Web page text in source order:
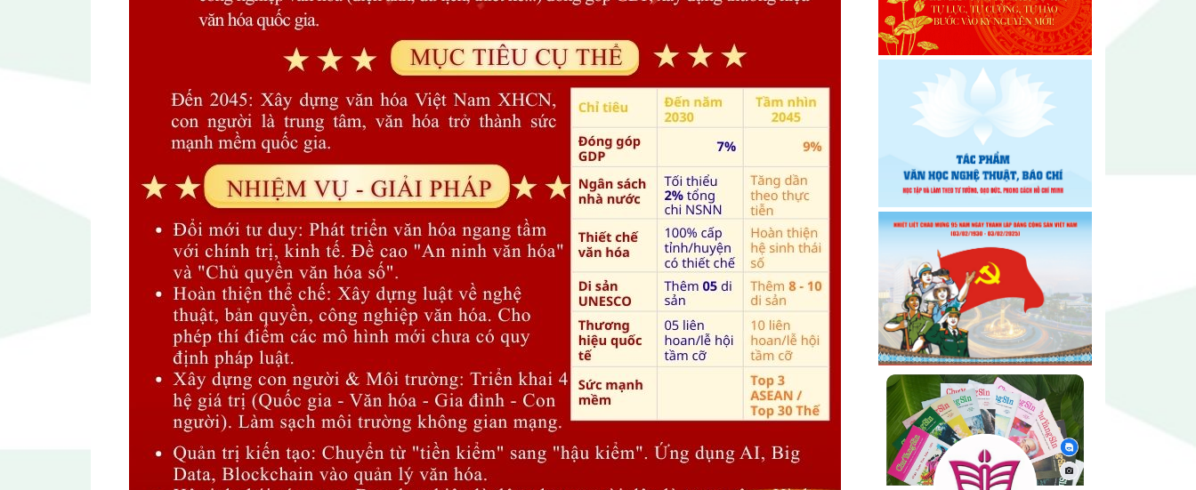
Đại hội lần thứ I Chi hội Nhiếp
ảnh Đông Đắk Lắk nhiệm kỳ
2026 – 2031 thành công tốt đẹp
Chi hội Âm nhạc Đông Đắk Lắk
tổ chức Đại hội lần thứ I, nhiệm
kỳ 2026 – 2031